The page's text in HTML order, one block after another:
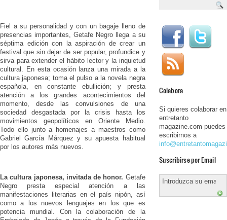
Fiel a su personalidad y con un bagaje lleno de
presencias importantes, Getafe Negro llega a su
séptima edición con la aspiración de crear un
festival que sin dejar de ser popular, profundice y
sirva para extender el hábito lector y la inquietud
cultural. En esta ocasión lanza una mirada a la
cultura japonesa; toma el pulso a la novela negra
española, en constante ebullición; y presta
atención a los grandes acontecimientos del
momento, desde las convulsiones de una
sociedad desgastada por la crisis hasta los
movimientos geopolíticos en Oriente Medio.
Todo ello junto a homenajes a maestros como
Gabriel García Márquez y su apuesta habitual
por los autores más nuevos.
La cultura japonesa, invitada de honor. Getafe
Negro presta especial atención a las
manifestaciones literarias en el país nipón, así
como a los nuevos lenguajes en los que es
potencia mundial. Con la colaboración de la
Colabora
Si quieres colaborar en
entretanto
magazine.com puedes
escribirnos a
Suscribirse por Email